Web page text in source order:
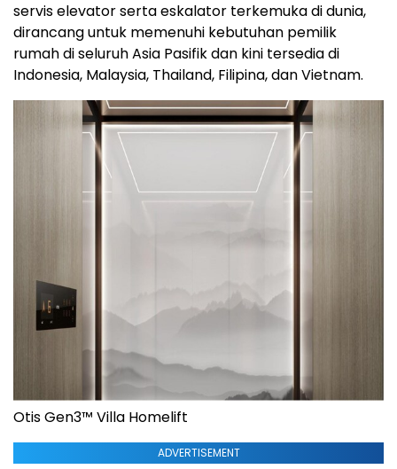
servis elevator serta eskalator terkemuka di dunia,
dirancang untuk memenuhi kebutuhan pemilik
rumah di seluruh Asia Pasifik dan kini tersedia di
Indonesia, Malaysia, Thailand, Filipina, dan Vietnam.
Otis Gen3™ Villa Homelift
ADVERTISEMENT